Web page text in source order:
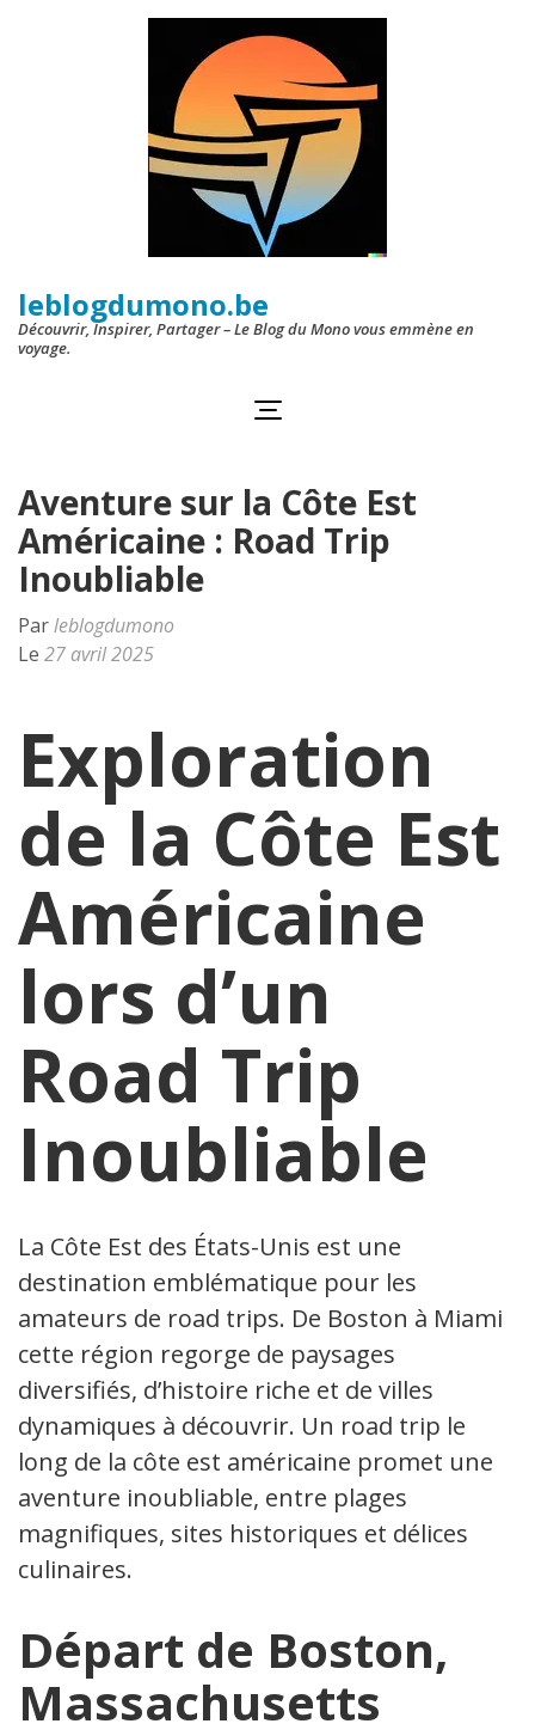
leblogdumono.be
Découvrir, Inspirer, Partager – Le Blog du Mono vous emmène en
voyage.
Aventure sur la Côte Est
Américaine : Road Trip
Inoubliable
Parleblogdumono
Le 27 avril 2025
Exploration
de la Côte Est
Américaine
lors d’un
Road Trip
Inoubliable
La Côte Est des États-Unis est une
destination emblématique pour les
amateurs de road trips. De Boston à Miami,
cette région regorge de paysages
diversifiés, d’histoire riche et de villes
dynamiques à découvrir. Un road trip le
long de la côte est américaine promet une
aventure inoubliable, entre plages
magnifiques, sites historiques et délices
culinaires.
Départ de Boston,
Massachusetts